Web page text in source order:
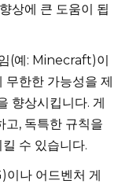
상에 큰 도움이 됩
(예: Minecraft)이
무한한 가능성을 제
향상시킵니다. 게
고, 독특한 규칙을
수 있습니다.
나 어드벤처 게